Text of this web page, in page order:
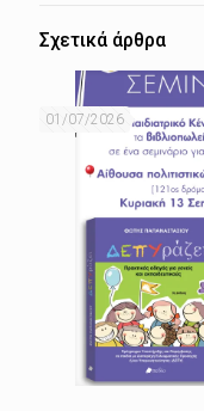
Σχετικά άρθρα
01/07/2026